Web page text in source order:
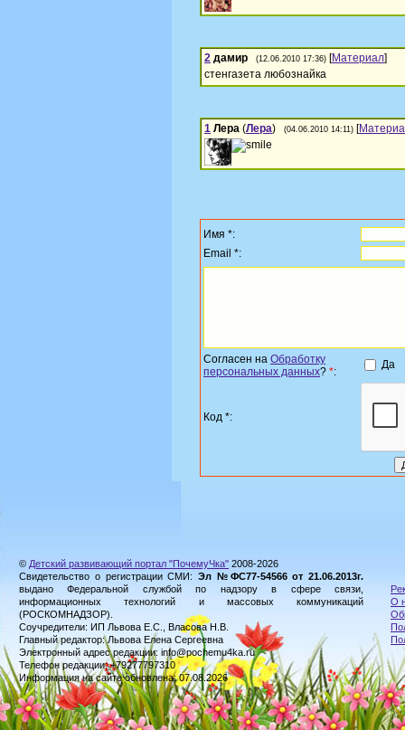
2 дамир (12.06.2010 17:36) [Материал]
стенгазета любознайка
1 Лера (Лера) (04.06.2010 14:11) [
Имя *:
Email *:
Согласен на Обработку
персональных данных? *:
Да
Код *:
© Детский развивающий портал "ПочемуЧка" 2008-2026
Свидетельство о регистрации СМИ: Эл №ФС77-54566 от 21.06.2013г.
выдано Федеральной службой по надзору в сфере связи,
информационных технологий и массовых коммуникаций
(РОСКОМНАДЗОР).
Соучредители: ИП Львова Е.С., Власова Н.В.
Главный редактор: Львова Елена Сергеевна
Электронный адрес редакции: info@pochemu4ka.ru
Телефон редакции: +79277797310
Информация на сайте обновлена: 07.08.2026
О